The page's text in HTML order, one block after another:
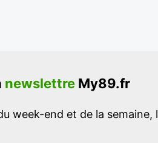
newslettre My89.fr
week-end et de la